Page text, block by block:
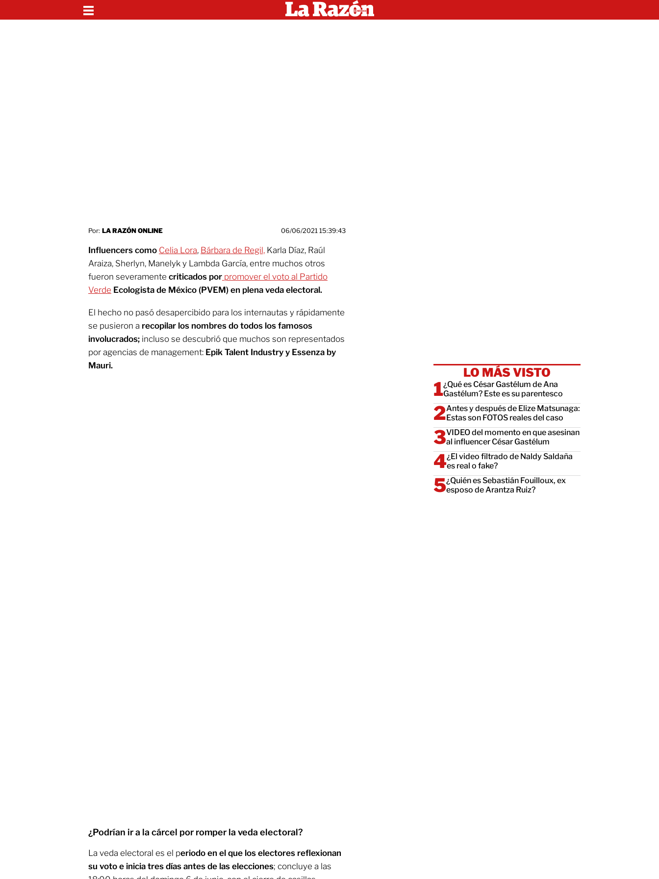
Por: LA RAZÓN ONLINE 06/06/2021 15:39:43
Influencers como Celia Lora, Bárbara de Regil, Karla Díaz, Raúl
Araiza, Sherlyn, Manelyk y Lambda García, entre muchos otros
fueron severamente criticados por promover el voto al Partido
Verde Ecologista de México (PVEM) en plena veda electoral.
El hecho no pasó desapercibido para los internautas y rápidamente
se pusieron a recopilar los nombres do todos los famosos
involucrados; incluso se descubrió que muchos son representados
por agencias de management: Epik Talent Industry y Essenza by
Mauri.
¿Podrían ir a la cárcel por romper la veda electoral?
La veda electoral es el periodo en el que los electores reflexionan
su voto e inicia tres días antes de las elecciones; concluye a las
LO MÁS VISTO
¿Qué es César Gastélum de Ana
Gastélum? Este es su parentesco
Antes y después de Elize Matsunaga:
Estas son FOTOS reales del caso
VIDEO del momento en que asesinan
al influencer César Gastélum
¿El video filtrado de Naldy Saldaña
es real o fake?
¿Quién es Sebastián Fouilloux, ex
esposo de Arantza Ruiz?